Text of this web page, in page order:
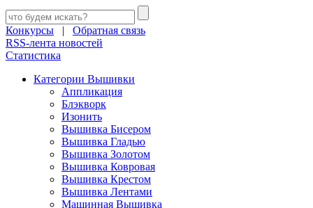
Конкурсы | Обратная связь
RSS-лента новостей
Статистика
Категории Вышивки
Аппликация
Блэкворк
Изонить
Вышивка Бисером
Вышивка Гладью
Вышивка Золотом
Вышивка Ковровая
Вышивка Крестом
Вышивка Лентами
Машинная Вышивка